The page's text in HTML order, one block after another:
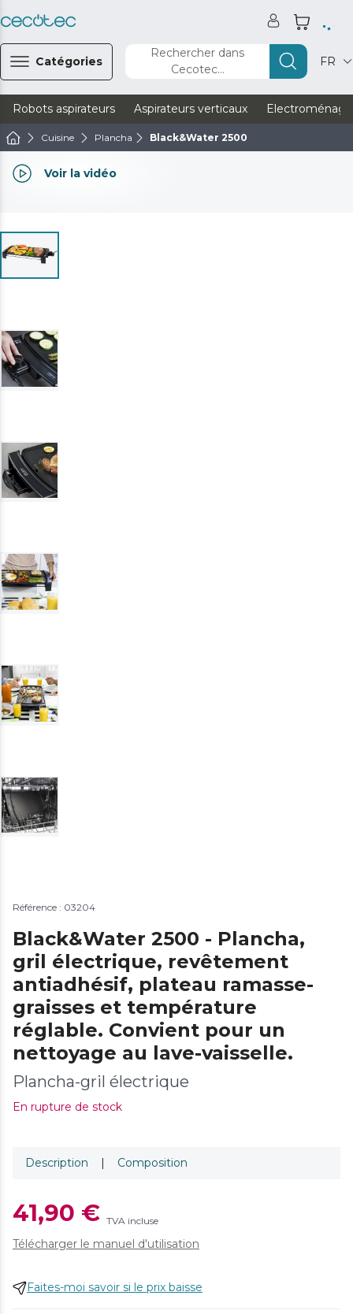
Catégories
Rechercher dans
Cecotec...
FR
Robots aspirateurs Aspirateurs verticaux
Cuisine Plancha Black&Water 2500
Voir la vidéo
Référence : 03204
Black&Water 2500 - Plancha,
gril électrique, revêtement
antiadhésif, plateau ramasse-
graisses et température
réglable. Convient pour un
nettoyage au lave-vaisselle.
Plancha-gril électrique
En rupture de stock
Description | Composition
41,90 € TVA incluse
Télécharger le manuel d'utilisation
Faites-moi savoir si le prix baisse